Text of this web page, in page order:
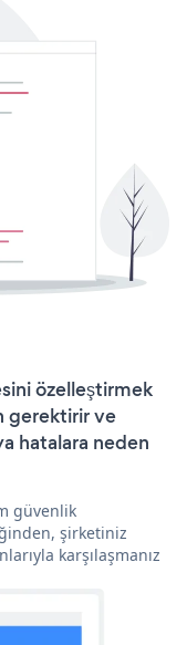
özelleştirmek
gerektirir ve
hatalara neden
güvenlik
şirketiniz
karşılaşmanız